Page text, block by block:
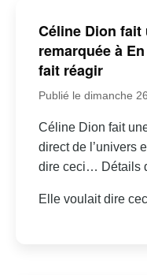
Céline Dion
remarquée à
fait réagir
Publié le dimanche
Céline Dion fait
direct de l’univers
dire ceci… Détails
Elle voulait dire